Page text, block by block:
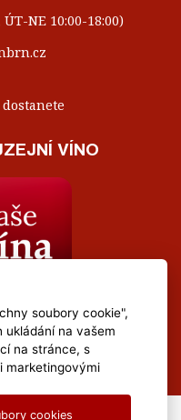
NE 10:00-18:00)
VÍNO
soubory cookie",
ukládání na vašem
na stránce, s
marketingovými
cookies